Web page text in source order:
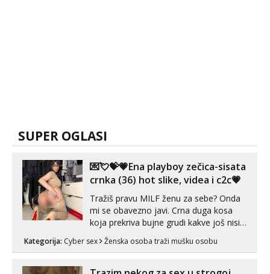
SUPER OGLASI
💌💘💝💗Ena playboy zečica-sisata
crnka (36) hot slike, videa i c2c💗
Tražiš pravu MILF ženu za sebe? Onda
mi se obavezno javi. Crna duga kosa
koja prekriva bujne grudi kakve još nisi
vidio, čista ŠESTICA! A usne? O usnama
bolje da ni ne pričam. Prave pune usne
vjeruj mi, takve još nisi vidio. Uvijek sam
Kategorija: Cyber sex Ženska osoba traži mušku osobu